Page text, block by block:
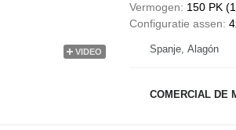
VIDEO
Vermogen
150 PK
Configuratie assen
Spanje, Alagón
COMERCIAL DE